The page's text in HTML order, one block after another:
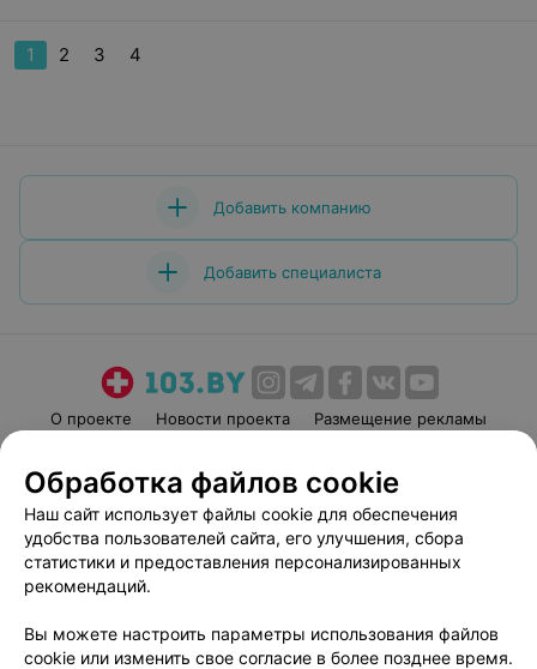
1 2 3 4
Добавить компанию
Добавить специалиста
О проекте Новости проекта
Размещение рекламы
Пользовательское соглашение
Способы оплаты
Вакансии
Партнеры
Написать руководителю 103.by
Обработка персональных данных
Обработка файлов cookie
Наш сайт использует файлы cookie для обеспечения
удобства пользователей сайта, его улучшения, сбора
статистики и предоставления персонализированных
рекомендаций.
Вы можете настроить параметры использования файлов
cookie или изменить свое согласие в более позднее время.